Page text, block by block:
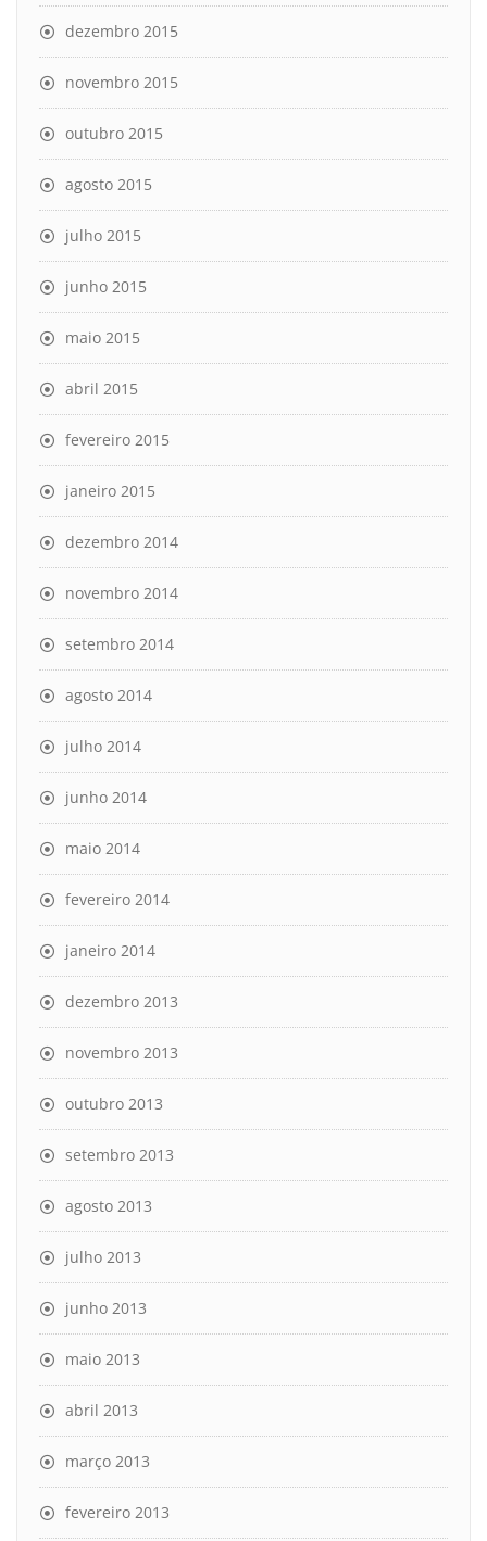
dezembro 2015
novembro 2015
outubro 2015
agosto 2015
julho 2015
junho 2015
maio 2015
abril 2015
fevereiro 2015
janeiro 2015
dezembro 2014
novembro 2014
setembro 2014
agosto 2014
julho 2014
junho 2014
maio 2014
fevereiro 2014
janeiro 2014
dezembro 2013
novembro 2013
outubro 2013
setembro 2013
agosto 2013
julho 2013
junho 2013
maio 2013
abril 2013
março 2013
fevereiro 2013